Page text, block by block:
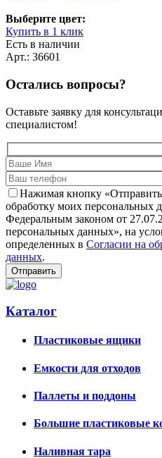
Выберите цвет:
Купить в 1 клик
Есть в наличии
Арт.: 36601
Остались вопросы?
Оставьте заявку для
специалистом!
Нажимая кнопку
обработку моих персональных
Федеральным законом от
персональных данных», на
определенных в Согласии на
данных.
Каталог
Пластиковые ящики
Емкости для отходов
Паллеты и поддоны
Большие пластиковые
Наливная тара